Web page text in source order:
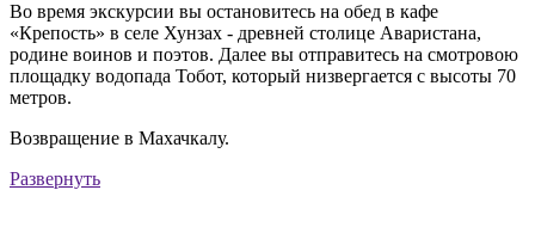
Во время экскурсии вы остановитесь на обед в кафе
«Крепость» в селе Хунзах - древней столице Аваристана,
родине воинов и поэтов. Далее вы отправитесь на смотровою
площадку водопада Тобот, который низвергается с высоты 70
метров.
Возвращение в Махачкалу.
Развернуть